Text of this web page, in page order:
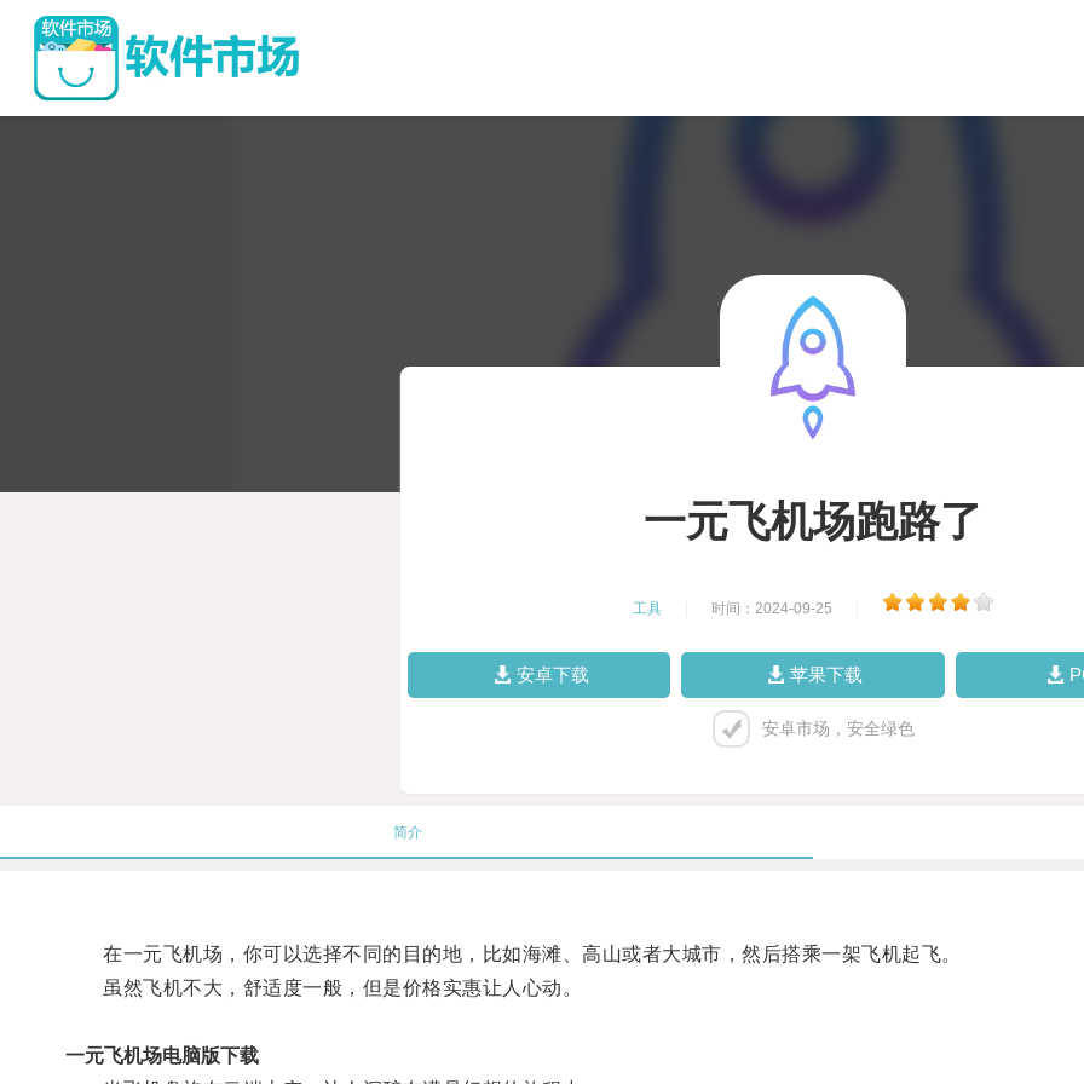
一元飞机场跑路了
工具 时间：2024-09-25
安卓下载 苹果下载
安卓市场，安全绿色
简介
在一元飞机场，你可以选择不同的目的地，比如海滩、高山或者大城市，然后搭乘一架飞机起飞。
虽然飞机不大，舒适度一般，但是价格实惠让人心动。
一元飞机场电脑版下载